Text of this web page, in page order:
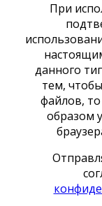
При
данного
тем,
файлов,
образом